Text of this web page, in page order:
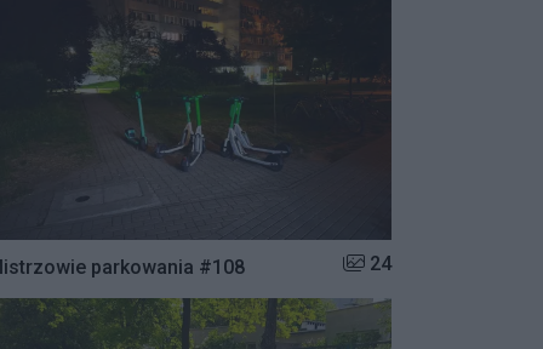
parkowania #108 Liczba zdjęć w galerii:
24